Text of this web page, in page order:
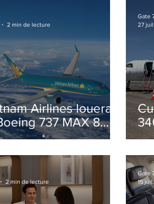
Airlines louera
737 MAX 8
accélérer la
2 min de lecture
Gate
27 juil.
2 min de lecture
Gate
15 juil.